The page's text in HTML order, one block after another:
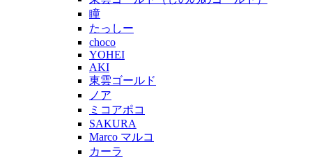
瞳
たっしー
choco
YOHEI
AKI
東雲ゴールド
ノア
ミコアポコ
SAKURA
Marco マルコ
カーラ